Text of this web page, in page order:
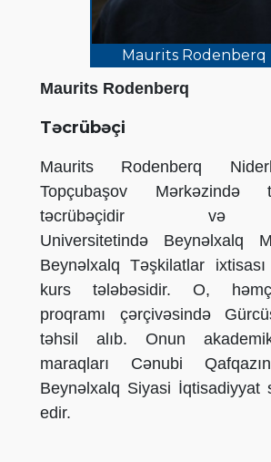
Maurits Rodenberq
Maurits Rodenberq
Təcrübəçi
Maurits Rodenberq
Topçubaşov Mərkəzində
təcrübəçidir və
Universitetində Beynəlxalq
Beynəlxalq Təşkilatlar
kurs tələbəsidir. O,
proqramı çərçivəsində
təhsil alıb. Onun
maraqları Cənubi
Beynəlxalq Siyasi İqtisadiyyat
edir.